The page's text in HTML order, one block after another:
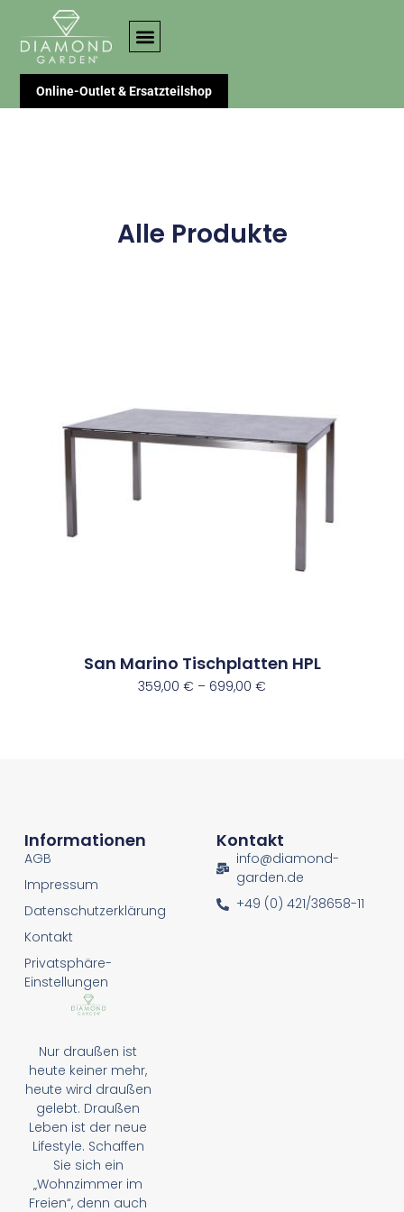
Online-Outlet & Ersatzteilshop
Alle Produkte
San Marino Tischplatten HPL
359,00 € – 699,00 €
Nur draußen ist
heute keiner mehr,
heute wird draußen
gelebt. Draußen
Leben ist der neue
Lifestyle. Schaffen
Sie sich ein
„Wohnzimmer im
Freien“, denn auch
Informationen
AGB
Impressum
Datenschutzerklärung
Kontakt
Privatsphäre-
Einstellungen
Kontakt
info@diamond-
garden.de
+49 (0) 421/38658-11